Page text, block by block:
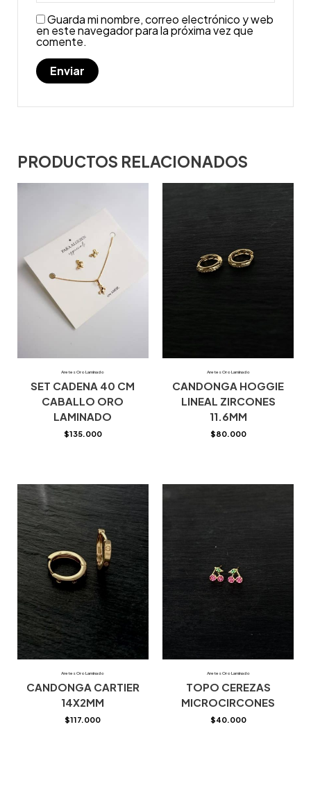
Guarda mi nombre, correo electrónico y web
en este navegador para la próxima vez que
comente.
PRODUCTOS RELACIONADOS
Aretes Oro Laminado
SET CADENA 40 CM
CABALLO ORO
LAMINADO
$135.000
Aretes Oro Laminado
CANDONGA HOGGIE
LINEAL ZIRCONES
11.6MM
$80.000
Aretes Oro Laminado
CANDONGA CARTIER
14X2MM
$117.000
Aretes Oro Laminado
TOPO CEREZAS
MICROCIRCONES
$40.000